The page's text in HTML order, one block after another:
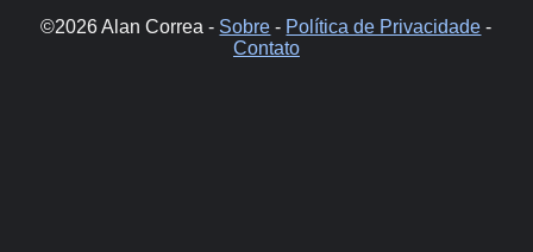
©2026 Alan Correa - Sobre - Política de Privacidade -
Contato